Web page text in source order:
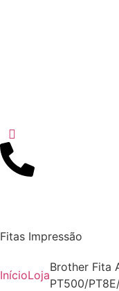
Fitas Impressão
InícioLoja
Brother Fita
PT500/